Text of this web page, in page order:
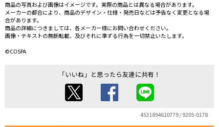
商品の写真および画像はイメージです。実際の商品とは異なる場合があります。
メーカーの都合により、商品のデザイン・仕様・発売日などは予告なく変更となる場
合があります。
商品の詳細につきましては、各メーカー様にお問い合わせください。
画像・テキストの無断転載、及びそれに準ずる行為を一切禁止いたします。
©COSPA
「いいね」と思ったら友達に共有！
4531894610779 / 9205-0178